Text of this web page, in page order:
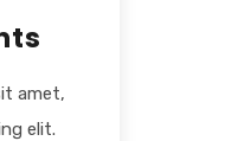
amet,
elit.